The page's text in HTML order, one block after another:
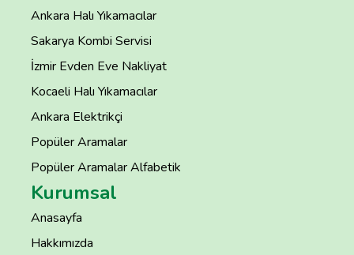
Ankara Halı Yıkamacılar
Sakarya Kombi Servisi
İzmir Evden Eve Nakliyat
Kocaeli Halı Yıkamacılar
Ankara Elektrikçi
Popüler Aramalar
Popüler Aramalar Alfabetik
Kurumsal
Anasayfa
Hakkımızda